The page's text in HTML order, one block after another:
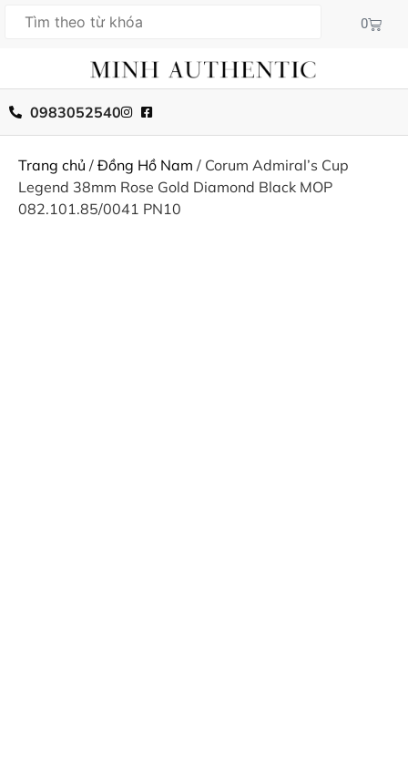
0
0983052540
Trang chủ / Đồng Hồ Nam / Corum Admiral’s Cup
Legend 38mm Rose Gold Diamond Black MOP
082.101.85/0041 PN10